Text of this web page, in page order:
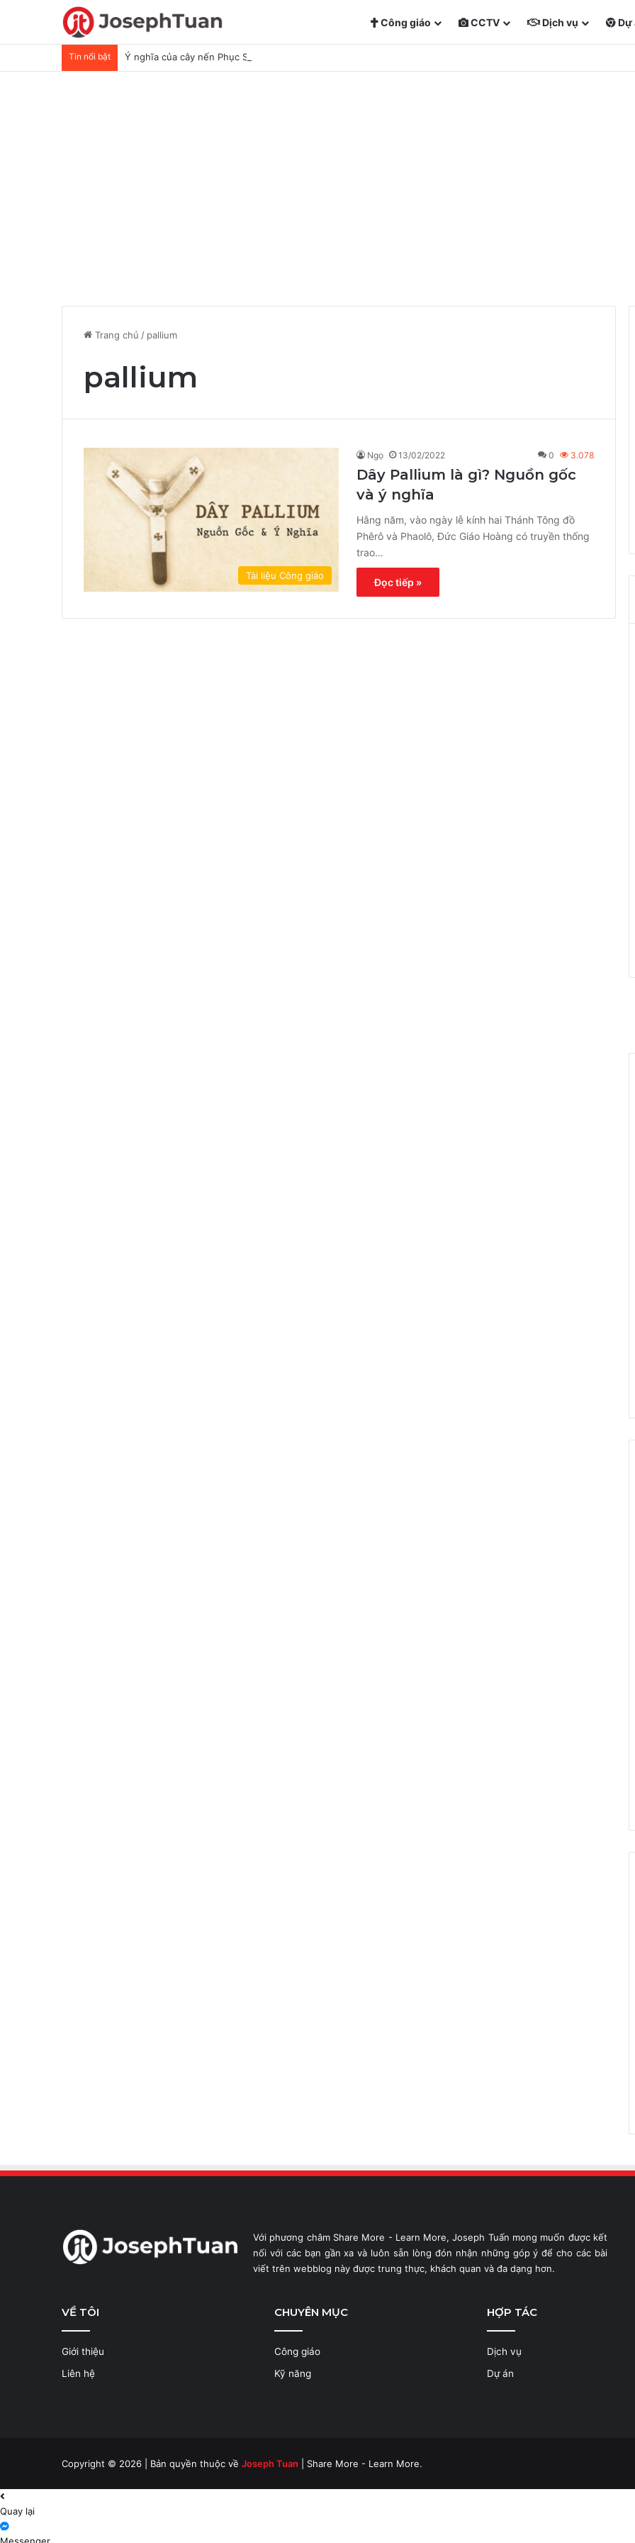
Công giáo CCTV Dịch vụ Dự
Tin nổi bật Ý nghĩa của cây nến Phục Sinh
Trang chủ / pallium
pallium
Tài liệu Công giáo
Ngọ 13/02/2022 0 3.078
Dây Pallium là gì? Nguồn gốc
và ý nghĩa
Hằng năm, vào ngày lễ kính hai Thánh Tông đồ
Phêrô và Phaolô, Đức Giáo Hoàng có truyền thống
trao…
Đọc tiếp »
Với phương châm Share More - Learn More, Joseph Tuấn mong muốn được kết
nối với các bạn gần xa và luôn sẵn lòng đón nhận những góp ý để cho các bài
viết trên webblog này được trung thực, khách quan và đa dạng hơn.
VỀ TÔI
Giới thiệu
Liên hệ
CHUYÊN MỤC
Công giáo
Kỹ năng
HỢP TÁC
Dịch vụ
Dự án
Copyright © 2026 | Bản quyền thuộc về Joseph Tuan | Share More - Learn More.
Quay lại